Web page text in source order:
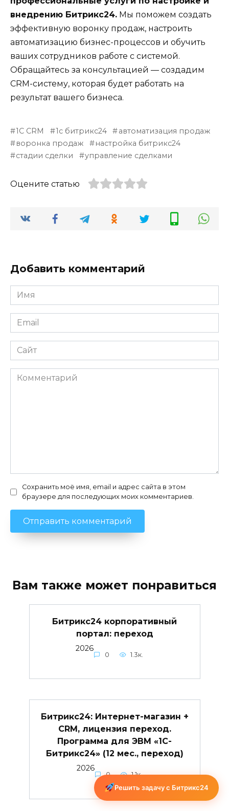
внедрению Битрикс24. Мы поможем создать
эффективную воронку продаж, настроить
автоматизацию бизнес-процессов и обучить
ваших сотрудников работе с системой.
Обращайтесь за консультацией — создадим
CRM-систему, которая будет работать на
результат вашего бизнеса.
1С CRM 1с битрикс24
автоматизация продаж
воронка продаж
настройка битрикс24
стадии сделки
управление сделками
Оцените статью
Добавить комментарий
Имя
*
Email
*
Сайт
Комментарий
Сохранить моё имя, email и адрес сайта в этом
браузере для последующих моих комментариев.
Вам также может понравиться
Битрикс24 корпоративный
портал: переход
2026
0 1.3к.
Битрикс24: Интернет-магазин +
CRM, лицензия переход.
Программа для ЭВМ «1С-
Битрикс24» (12 мес., переход)
2026
0 1.1к.
Решить задачу с Битрикс24